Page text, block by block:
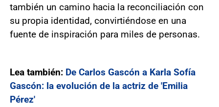
también un camino hacia la reconciliación con
su propia identidad, convirtiéndose en una
fuente de inspiración para miles de personas.
Lea también: De Carlos Gascón a Karla Sofía
Gascón: la evolución de la actriz de 'Emilia
Pérez'